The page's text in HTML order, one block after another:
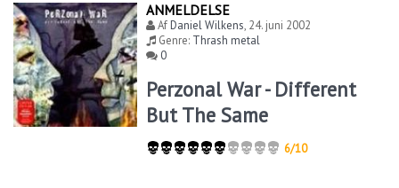
ANMELDELSE
AfDaniel Wilkens, 24. juni 2002
Genre: Thrash metal
0
Perzonal War - Different
But The Same
6/10